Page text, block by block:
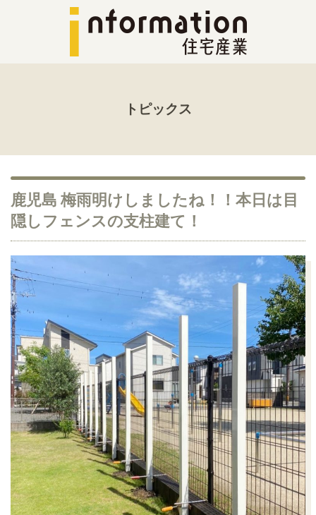
トピックス
鹿児島 梅雨明けしましたね！！本日は目
隠しフェンスの支柱建て！